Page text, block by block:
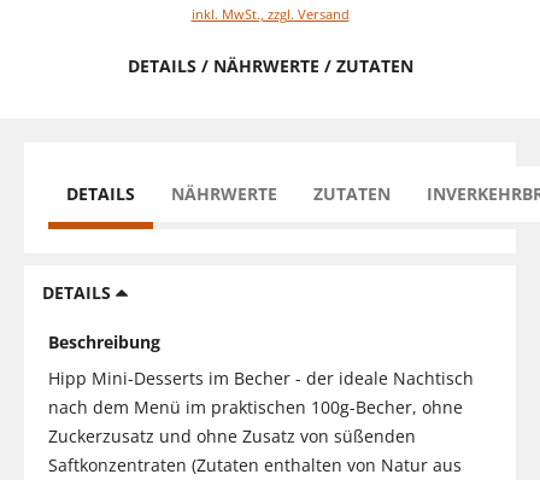
inkl. MwSt., zzgl. Versand
DETAILS / NÄHRWERTE / ZUTATEN
DETAILS NÄHRWERTE ZUTATEN
DETAILS
Beschreibung
Hipp Mini-Desserts im Becher - der ideale Nachtisch
nach dem Menü im praktischen 100g-Becher, ohne
Zuckerzusatz und ohne Zusatz von süßenden
Saftkonzentraten (Zutaten enthalten von Natur aus